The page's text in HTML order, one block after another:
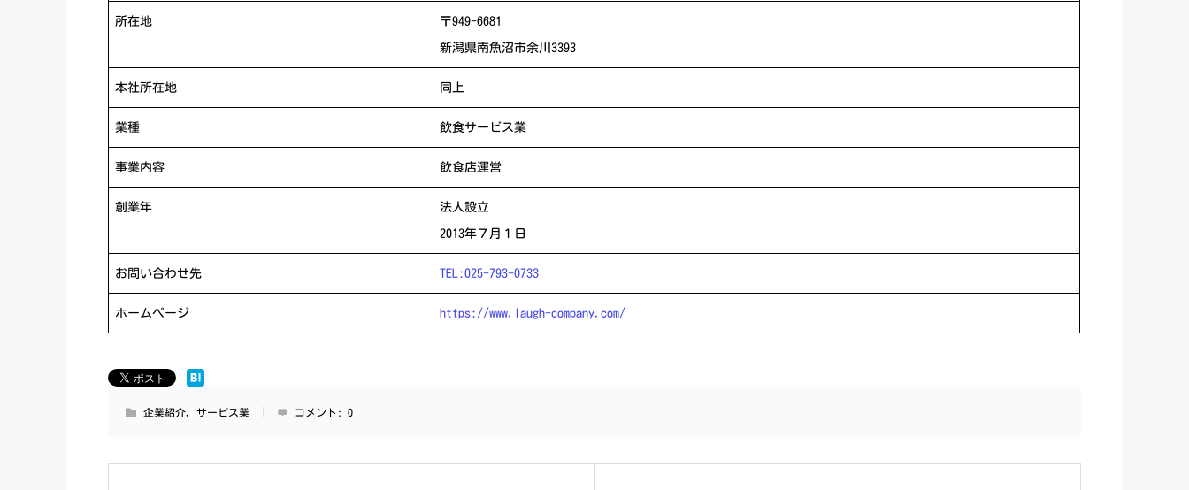
所在地 〒949-6681
新潟県南魚沼市余川3393
本社所在地 同上
業種 飲食サービス業
事業内容 飲食店運営
創業年 法人設立
2013年７月１日
お問い合わせ先 TEL:025-793-0733
ホームページ https://www.laugh-company.com/
企業紹介 ,サービス業 コメント:0